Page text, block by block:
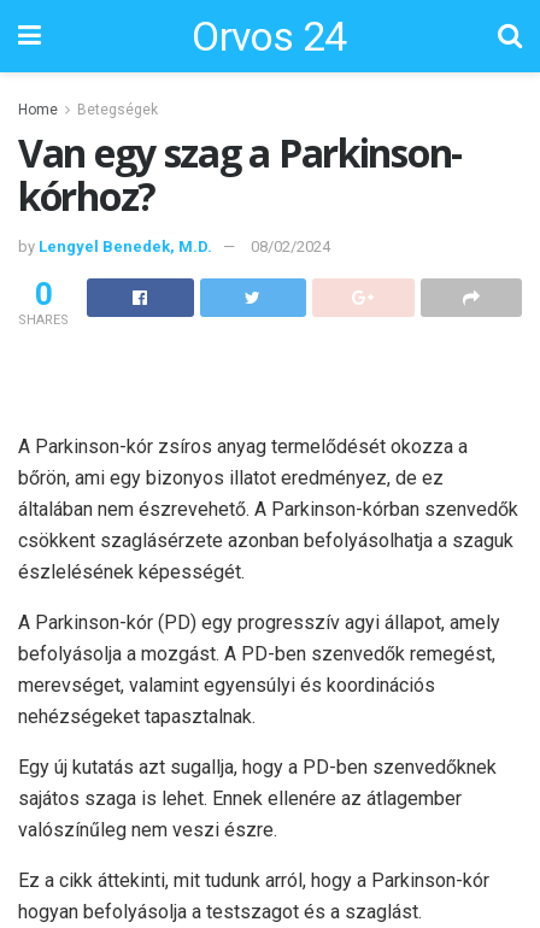
Orvos 24
Home Betegségek
Van egy szag a Parkinson-
kórhoz?
by Lengyel Benedek, M.D. 08/02/2024
0
SHARES
A Parkinson-kór zsíros anyag termelődését okozza a
bőrön, ami egy bizonyos illatot eredményez, de ez
általában nem észrevehető. A Parkinson-kórban szenvedők
csökkent szaglásérzete azonban befolyásolhatja a szaguk
észlelésének képességét.
A Parkinson-kór (PD) egy progresszív agyi állapot, amely
befolyásolja a mozgást. A PD-ben szenvedők remegést,
merevséget, valamint egyensúlyi és koordinációs
nehézségeket tapasztalnak.
Egy új kutatás azt sugallja, hogy a PD-ben szenvedőknek
sajátos szaga is lehet. Ennek ellenére az átlagember
valószínűleg nem veszi észre.
Ez a cikk áttekinti, mit tudunk arról, hogy a Parkinson-kór
hogyan befolyásolja a testszagot és a szaglást.